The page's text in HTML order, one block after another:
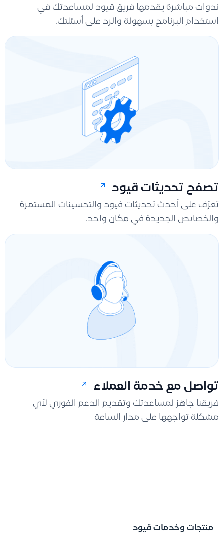
ندوات مباشرة يقدمها فريق قيود لمساعدتك في
استخدام البرنامج بسهولة والرد على أسئلتك.
تصفح تحديثات قيود
تعرّف على أحدث تحديثات فيود والتحسينات المستمرة
والخصائص الجديدة في مكان واحد.
تواصل مع خدمة العملاء
فريقنا جاهز لمساعدتك وتقديم الدعم الفوري لأي
مشكلة تواجهها على مدار الساعة
منتجات وخدمات قيود